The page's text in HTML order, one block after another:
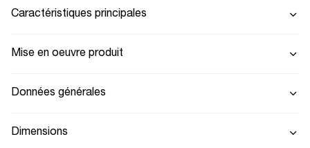
Caractéristiques principales
Mise en oeuvre produit
Données générales
Dimensions